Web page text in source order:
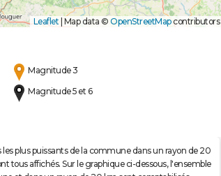
Leaflet Map data © OpenStreetMapcontributors
Magnitude 3
Magnitude 5 et 6
plus puissants de la commune dans un rayon de 20
tous affichés. Sur le graphique ci-dessous, l'ensemble